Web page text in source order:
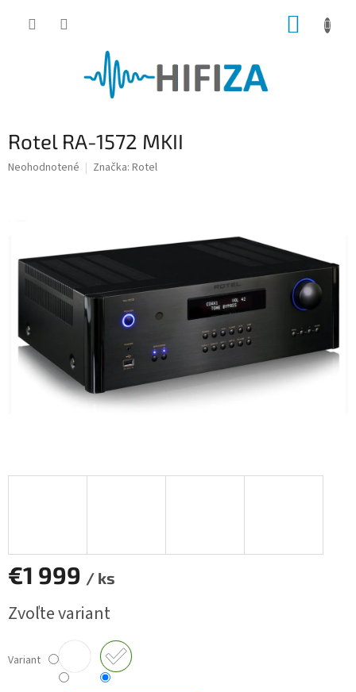
Rotel RA-1572 MKII
Priemerné
hviezdičiek.
Neohodnotené Značka: Rotel
€1 999 / ks
cena:
Zvoľte variant
Variant